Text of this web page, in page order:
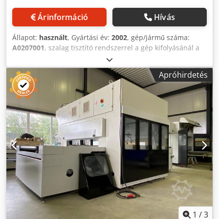
Árinformáció Hívás
Állapot: használt, Gyártási év: 2002, gép/jármű száma:
A0207001, szalag tisztító rendszerrel a gép kifolyásánál a
kihajtható asztal alatt, szállítószalagos szállítással. 2021-
ben az SPS-vezérlés, az érintőképernyős vezérlés és a
pisztolyhajtás frekvenciaváltója megújult. Dedpfxsx Ihvvo
Anpekr - Gyártó: Venjakob - Típus: HGS-Duo/C - Retrofit:
2026 (gyártási év: 2002) - Munkaszélesség: 1.300 mm -
Kezelő oldal: jobbra - Felújított gép ára - Aktuális állapot:
felújítás alatt - Duo kivitelű pisztolyhajtás - Száraz elszívás -
Elszívó teljesítmény: 10.000 m³/h - Elszívócsonk átmérője:
500 mm - Szállítószalagos rendszer - Betáplálási sebesség:
kb. 5–14 m/perc - Szalag tisztító rendszerrel - Lakk
visszanyerés V-szalagos rendszerrel - Pisztolyvezérlés,
érintőképernyő - Beépített festékkörök: 1 db - 4 db
Krautzberger KAA1300 airless szóróberendezés - 1 db nagy
nyomású airless szivattyú - Bevezető szűrő mennyezet -
Vizes bázisú festékekhez alkalmas - Oldószeres lakkokhoz
alkalmas - Kapcsolószekrény a gépbe integrálva - Teljes
Apróhirdetés
1 /3